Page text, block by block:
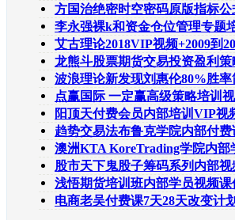
美无错版电子书
方国治绝密时空密码原版指标
全套弘历时空之
李永强裸k和资金仓位管理专题
+期货外汇黄金白
艾古理论2018VIP视频+2009到
部八大评级系统量
龙熊斗股票期货交易投资盈利
翟鹏飞批注交易
波浪理论新发现刘惠伦80%胜
级二进制不数浪交
点赢国际 一定赢高级策略培训
操盘手内部付
阳顶天付费会员内部培训VIP视
套172部+配套教
趋势交易法布鲁克学院内部付费
练营系列11课全
澳洲KTA KoreTrading学院内部
同韵外汇实战进阶
股市天下鬼股子筹码系列内部
买卖点研判加速
浅悟期货培训班内部学员视频
班阶段提升班实
电商老吴付费课7天28天改变计